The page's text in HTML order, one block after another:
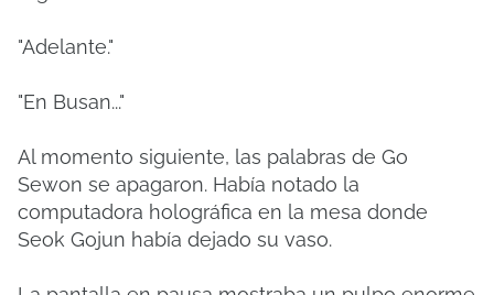
"Adelante."
"En Busan..."
Al momento siguiente, las palabras de Go
Sewon se apagaron. Había notado la
computadora holográfica en la mesa donde
Seok Gojun había dejado su vaso.